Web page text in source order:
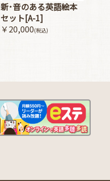
新･音のある英語絵本
セット[A-1]
￥20,000(税込)